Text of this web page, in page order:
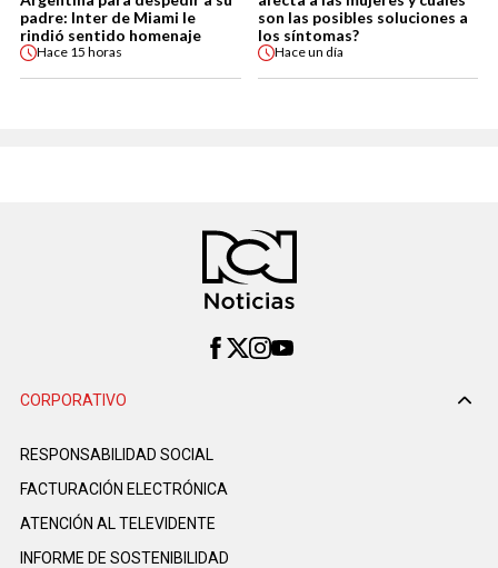
padre: Inter de Miami le
rindió sentido homenaje
Hace 15 horas
son las posibles soluciones a
los síntomas?
Haceun día
CORPORATIVO
RESPONSABILIDAD SOCIAL
FACTURACIÓN ELECTRÓNICA
ATENCIÓN AL TELEVIDENTE
INFORME DE SOSTENIBILIDAD